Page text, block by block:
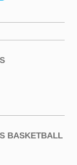
BASKETBALL